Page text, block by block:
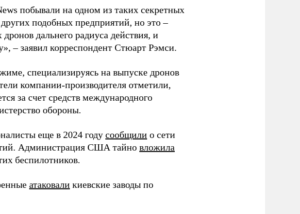
побывали на одном из таких секретных
подобных предприятий, но это –
дальнего радиуса действия, и
– заявил корреспондент Стюарт Рэмси.
специализируясь на выпуске дронов
компании-производителя отметили,
за счет средств международного
обороны.
еще в 2024 году сообщили о сети
Администрация США тайно вложила
беспилотников.
атаковали киевские заводы по